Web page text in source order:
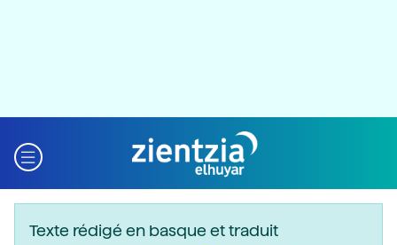
Texte rédigé en basque et traduit